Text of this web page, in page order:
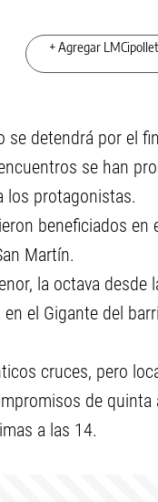
+ Agregar
detendrá por el
se han
los protagonistas.
beneficiados
Martín.
la octava
el Gigante del
cruces, pero
de
a las 14.